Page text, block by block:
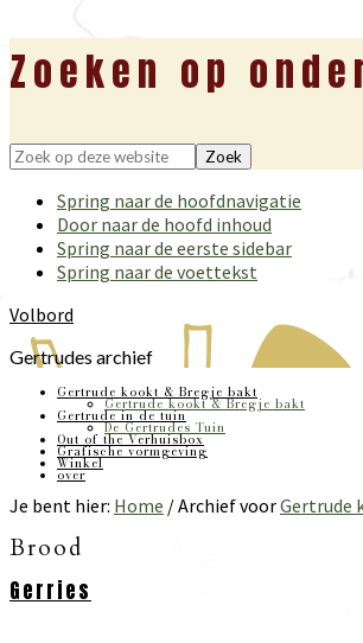
Zoeken op
Zoek
deze
website
Spring naar de hoofdnavigatie
Door naar de hoofd inhoud
Spring naar de eerste sidebar
Spring naar de voettekst
Volbord
Gertrudes archief
Gertrude kookt & Bregje bakt
Gertrude kookt & Bregje bakt
Gertrude in de tuin
De Gertrudes Tuin
Out of the Verhuisbox
Grafische vormgeving
Winkel
over
Je bent hier: Home /Archief voorGertrude
Brood
Gerries